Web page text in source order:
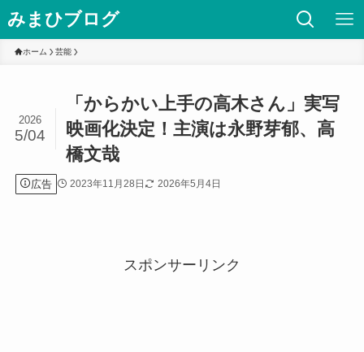
みまひブログ
ホーム 芸能
「からかい上手の高木さん」実写
映画化決定！主演は永野芽郁、高
橋文哉
2026
5/04
広告 2023年11月28日 2026年5月4日
スポンサーリンク